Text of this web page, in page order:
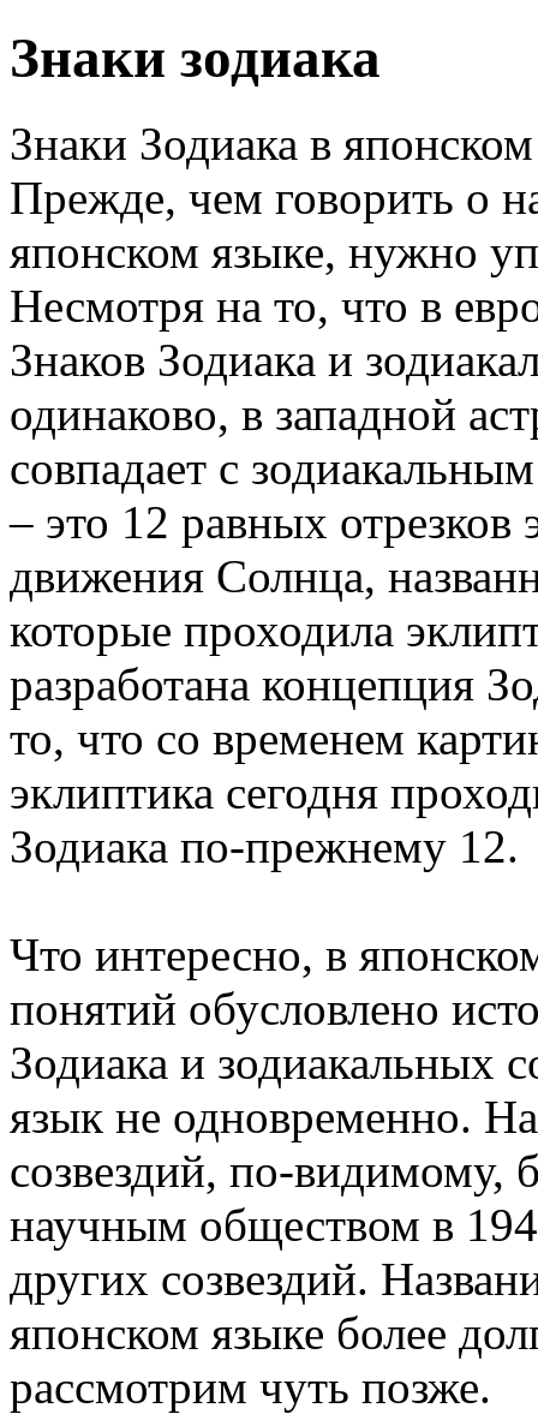
Знаки зодиака
Знаки Зодиака в
Прежде, чем говорить о
японском языке, нужно
Несмотря на то, что в
Знаков Зодиака и
одинаково, в западной
совпадает с
– это 12 равных отрезков
движения Солнца,
которые проходила
разработана концепция
то, что со временем
эклиптика сегодня
Зодиака по-прежнему 12.
Что интересно, в
понятий обусловлено
Зодиака и зодиакальных
язык не одновременно.
созвездий, по-видимому,
научным обществом в
других созвездий.
японском языке более
рассмотрим чуть позже.